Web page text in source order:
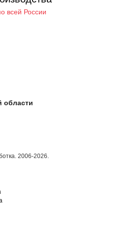
всей России
области
2006-2026.